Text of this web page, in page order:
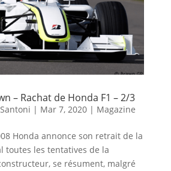
– Rachat de Honda F1 – 2/3
| Mar 7, 2020| Magazine
Honda annonce son retrait de la
toutes les tentatives de la
se résument, malgré